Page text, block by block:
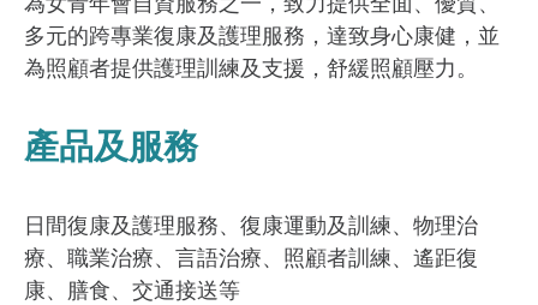
多元的跨專業復康及護理服務，達致身心康健，並
為照顧者提供護理訓練及支援，舒緩照顧壓力。
產品及服務
日間復康及護理服務、復康運動及訓練、物理治
療、職業治療、言語治療、照顧者訓練、遙距復
康、膳食、交通接送等